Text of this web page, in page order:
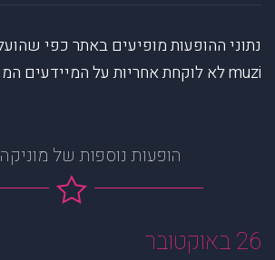
נתוני ההופעות מופיעים באתר כפי
muzi לא לוקחת אחריות על המיידעים המוצגים.
הופעות נוספות של
26 באוקטובר